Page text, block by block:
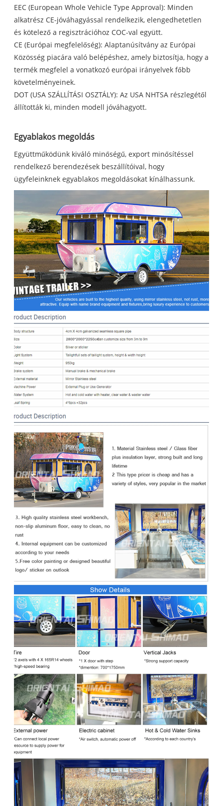
EEC (European Whole Vehicle Type Approval): Minden
alkatrész CE-jóváhagyással rendelkezik, elengedhetetlen
és kötelező a regisztrációhoz COC-val együtt.
CE (Európai megfelelőség): Alaptanúsítvány az Európai
Közösség piacára való belépéshez, amely biztosítja, hogy a
termék megfelel a vonatkozó európai irányelvek főbb
követelményeinek.
DOT (USA SZÁLLÍTÁSI OSZTÁLY): Az USA NHTSA részlegétől
állították ki, minden modell jóváhagyott.
Egyablakos megoldás
Együttműködünk kiváló minőségű, export minősítéssel
rendelkező berendezések beszállítóival, hogy
ügyfeleinknek egyablakos megoldásokat kínálhassunk.